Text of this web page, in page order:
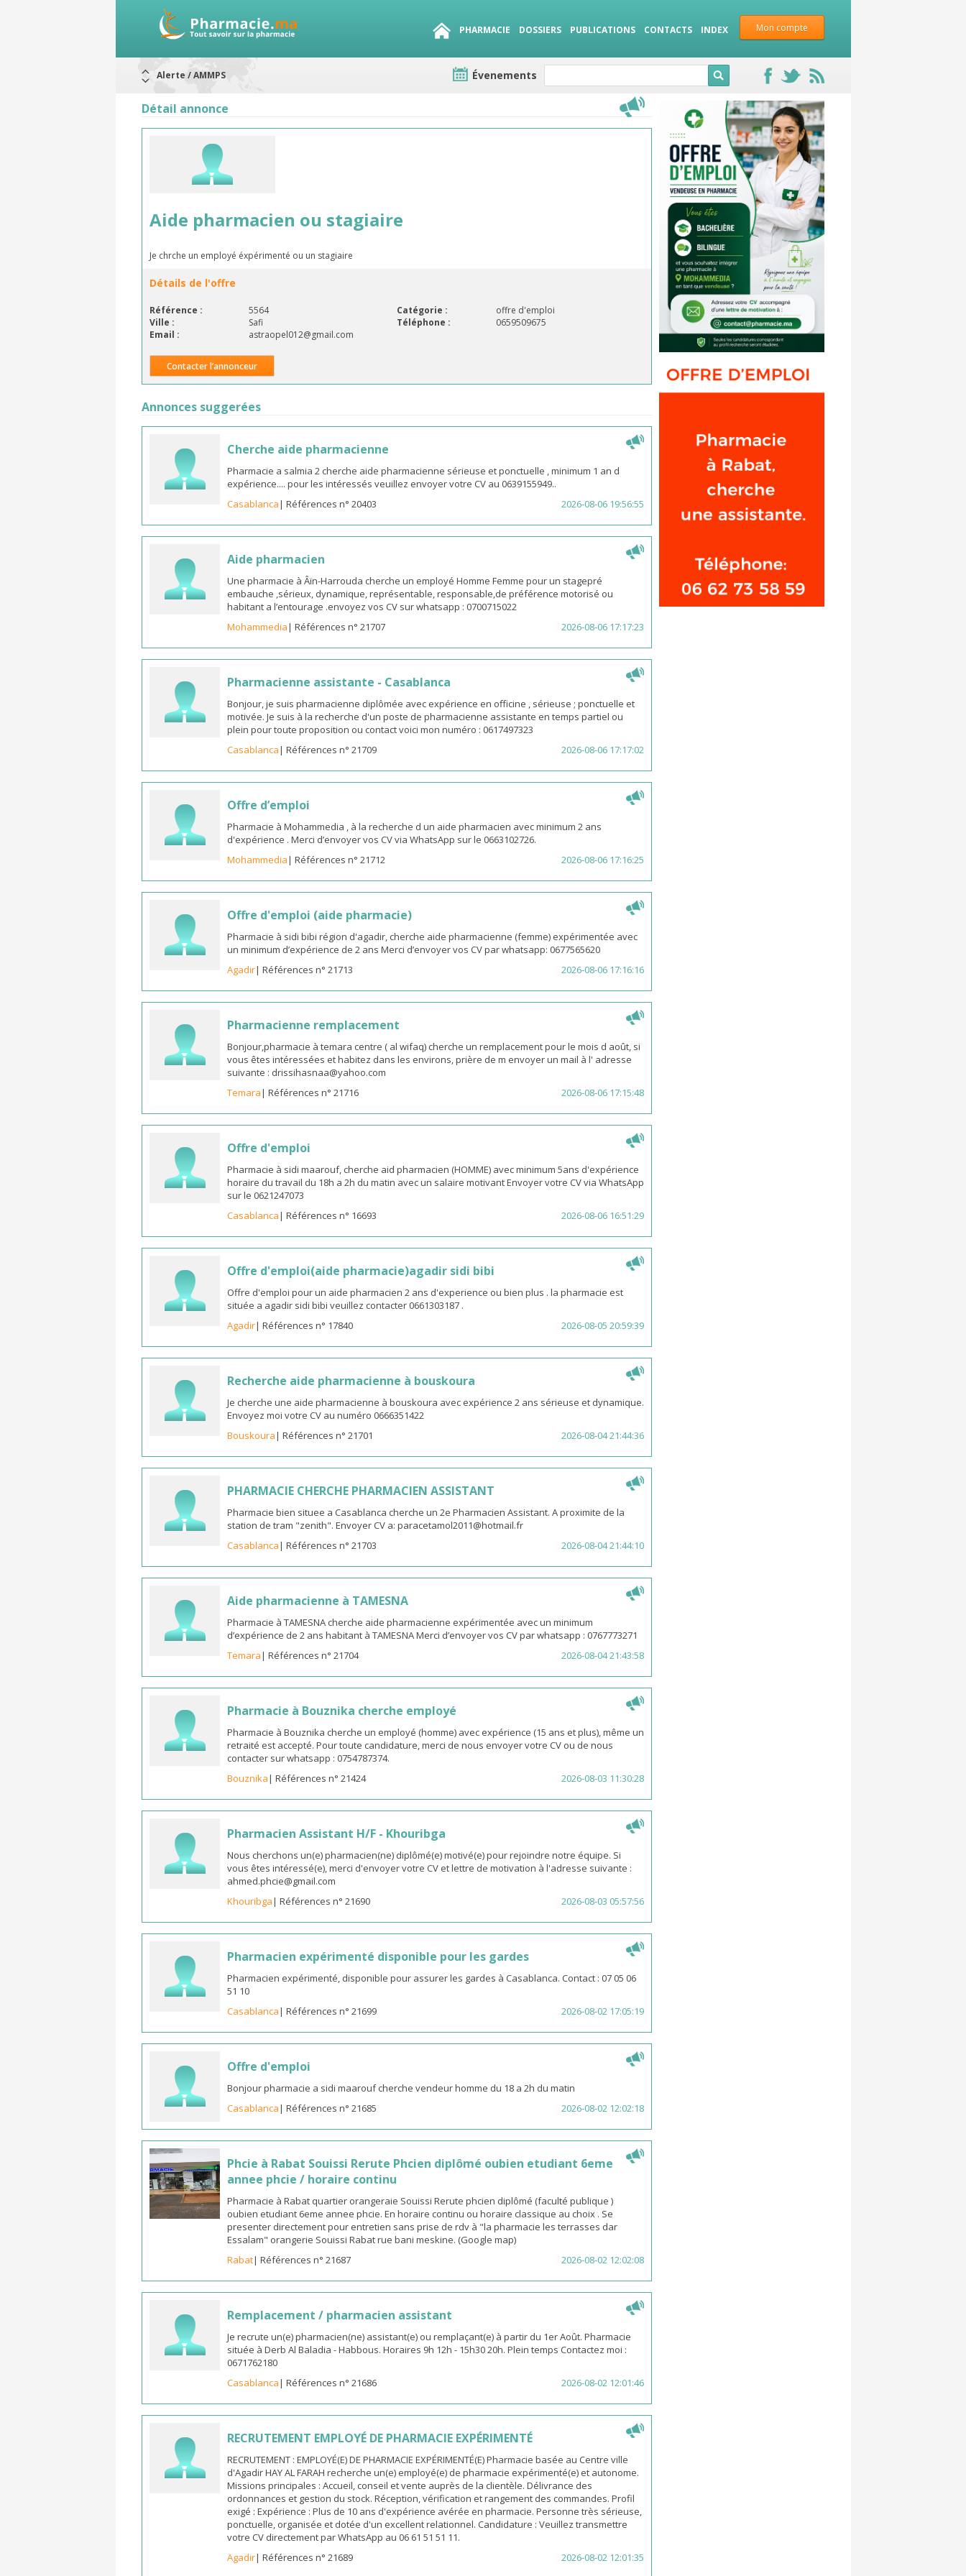
Mon compte
PHARMACIE DOSSIERS PUBLICATIONS CONTACTS INDEX
Alerte / AMMPS
ARRÊT DE COMMERCIALISATION
Rappel de lots : préparations lactées
Évenements
Détail annonce
Aide pharmacien ou stagiaire
Je chrche un employé éxpérimenté ou un stagiaire
Détails de l'offre
Référence : 5564 Catégorie :
offre d'emploi
Ville :
Safi Téléphone :
0659509675
Email :
astraopel012@gmail.com
Contacter l’annonceur
Annonces suggerées
Cherche aide pharmacienne
Pharmacie a salmia 2 cherche aide pharmacienne sérieuse et ponctuelle , minimum 1 an d
expérience.... pour les intéressés veuillez envoyer votre CV au 0639155949..
Casablanca| Références n° 20403 2026-08-06 19:56:55
Aide pharmacien
Une pharmacie à Âïn-Harrouda cherche un employé Homme Femme pour un stagepré
embauche ,sérieux, dynamique, représentable, responsable,de préférence motorisé ou
habitant a l’entourage .envoyez vos CV sur whatsapp : 0700715022
Mohammedia| Références n° 21707 2026-08-06 17:17:23
Pharmacienne assistante - Casablanca
Bonjour, je suis pharmacienne diplômée avec expérience en officine , sérieuse ; ponctuelle et
motivée. Je suis à la recherche d'un poste de pharmacienne assistante en temps partiel ou
plein pour toute proposition ou contact voici mon numéro : 0617497323
Casablanca| Références n° 21709 2026-08-06 17:17:02
Offre d’emploi
Pharmacie à Mohammedia , à la recherche d un aide pharmacien avec minimum 2 ans
d'expérience . Merci d’envoyer vos CV via WhatsApp sur le 0663102726.
Mohammedia| Références n° 21712 2026-08-06 17:16:25
Offre d'emploi (aide pharmacie)
Pharmacie à sidi bibi région d'agadir, cherche aide pharmacienne (femme) expérimentée avec
un minimum d’expérience de 2 ans Merci d’envoyer vos CV par whatsapp: 0677565620
Agadir| Références n° 21713 2026-08-06 17:16:16
Pharmacienne remplacement
Bonjour,pharmacie à temara centre ( al wifaq) cherche un remplacement pour le mois d août, si
vous êtes intéressées et habitez dans les environs, prière de m envoyer un mail à l' adresse
suivante : drissihasnaa@yahoo.com
Temara| Références n° 21716 2026-08-06 17:15:48
Offre d'emploi
Pharmacie à sidi maarouf, cherche aid pharmacien (HOMME) avec minimum 5ans d'expérience
horaire du travail du 18h a 2h du matin avec un salaire motivant Envoyer votre CV via WhatsApp
sur le 0621247073
Casablanca| Références n° 16693 2026-08-06 16:51:29
Offre d'emploi(aide pharmacie)agadir sidi bibi
Offre d'emploi pour un aide pharmacien 2 ans d'experience ou bien plus . la pharmacie est
située a agadir sidi bibi veuillez contacter 0661303187 .
Agadir| Références n° 17840 2026-08-05 20:59:39
Recherche aide pharmacienne à bouskoura
Je cherche une aide pharmacienne à bouskoura avec expérience 2 ans sérieuse et dynamique.
Envoyez moi votre CV au numéro 0666351422
Bouskoura| Références n° 21701 2026-08-04 21:44:36
PHARMACIE CHERCHE PHARMACIEN ASSISTANT
Pharmacie bien situee a Casablanca cherche un 2e Pharmacien Assistant. A proximite de la
station de tram "zenith". Envoyer CV a: paracetamol2011@hotmail.fr
Casablanca| Références n° 21703 2026-08-04 21:44:10
Aide pharmacienne à TAMESNA
Pharmacie à TAMESNA cherche aide pharmacienne expérimentée avec un minimum
d’expérience de 2 ans habitant à TAMESNA Merci d’envoyer vos CV par whatsapp : 0767773271
Temara| Références n° 21704 2026-08-04 21:43:58
Pharmacie à Bouznika cherche employé
Pharmacie à Bouznika cherche un employé (homme) avec expérience (15 ans et plus), même un
retraité est accepté. Pour toute candidature, merci de nous envoyer votre CV ou de nous
contacter sur whatsapp : 0754787374.
Bouznika| Références n° 21424 2026-08-03 11:30:28
Pharmacien Assistant H/F - Khouribga
Nous cherchons un(e) pharmacien(ne) diplômé(e) motivé(e) pour rejoindre notre équipe. Si
vous êtes intéressé(e), merci d'envoyer votre CV et lettre de motivation à l'adresse suivante :
ahmed.phcie@gmail.com
Khouribga| Références n° 21690 2026-08-03 05:57:56
Pharmacien expérimenté disponible pour les gardes
Pharmacien expérimenté, disponible pour assurer les gardes à Casablanca. Contact : 07 05 06
51 10
Casablanca| Références n° 21699 2026-08-02 17:05:19
Offre d'emploi
Bonjour pharmacie a sidi maarouf cherche vendeur homme du 18 a 2h du matin
Casablanca| Références n° 21685 2026-08-02 12:02:18
Phcie à Rabat Souissi Rerute Phcien diplômé oubien etudiant 6eme
annee phcie / horaire continu
Pharmacie à Rabat quartier orangeraie Souissi Rerute phcien diplômé (faculté publique )
oubien etudiant 6eme annee phcie. En horaire continu ou horaire classique au choix . Se
presenter directement pour entretien sans prise de rdv à "la pharmacie les terrasses dar
Essalam" orangerie Souissi Rabat rue bani meskine. (Google map)
Rabat| Références n° 21687 2026-08-02 12:02:08
Remplacement / pharmacien assistant
Je recrute un(e) pharmacien(ne) assistant(e) ou remplaçant(e) à partir du 1er Août. Pharmacie
située à Derb Al Baladia - Habbous. Horaires 9h 12h - 15h30 20h. Plein temps Contactez moi :
0671762180
Casablanca| Références n° 21686 2026-08-02 12:01:46
RECRUTEMENT EMPLOYÉ DE PHARMACIE EXPÉRIMENTÉ
RECRUTEMENT : EMPLOYÉ(E) DE PHARMACIE EXPÉRIMENTÉ(E) Pharmacie basée au Centre ville
d'Agadir HAY AL FARAH recherche un(e) employé(e) de pharmacie expérimenté(e) et autonome.
Missions principales : Accueil, conseil et vente auprès de la clientèle. Délivrance des
ordonnances et gestion du stock. Réception, vérification et rangement des commandes. Profil
exigé : Expérience : Plus de 10 ans d'expérience avérée en pharmacie. Personne très sérieuse,
ponctuelle, organisée et dotée d'un excellent relationnel. Candidature : Veuillez transmettre
votre CV directement par WhatsApp au 06 61 51 51 11.
Agadir| Références n° 21689 2026-08-02 12:01:35